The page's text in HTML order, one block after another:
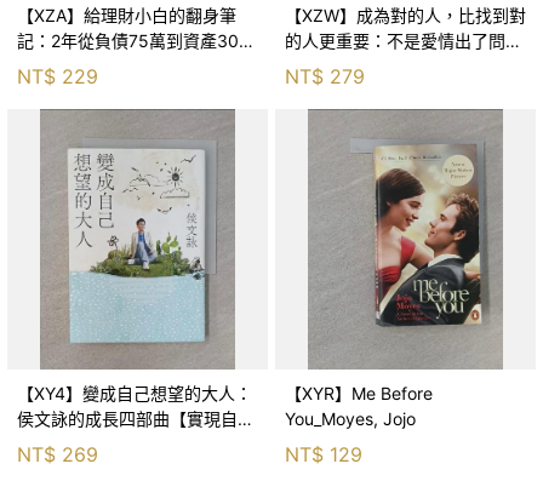
【XZA】給理財小白的翻身筆
記：2年從負債75萬到資產300
萬，ETF讓我走在財務自由路上_
鐵蛋
NT$ 229
【XZW】成為對的人，比找到對
的人更重要：不是愛情出了問
題，而是認知需要升級！_Mr. P
NT$ 279
【XY4】變成自己想望的大人：
侯文詠的成長四部曲【實現自
己】_侯文詠
NT$ 269
【XYR】Me Before
You_Moyes, Jojo
NT$ 129